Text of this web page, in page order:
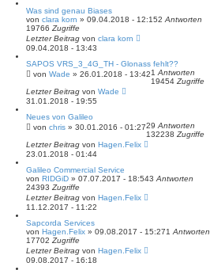
Was sind genau Biases
von clara korn » 09.04.2018 - 12:152 Antworten
19766 Zugriffe
Letzter Beitrag von clara korn
09.04.2018 - 13:43
SAPOS VRS_3_4G_TH - Glonass fehlt??
von Wade » 26.01.2018 - 13:421 Antworten
19454 Zugriffe
Letzter Beitrag von Wade
31.01.2018 - 19:55
Neues von Galileo
von chris » 30.01.2016 - 01:2729 Antworten
132238 Zugriffe
Letzter Beitrag von Hagen.Felix
23.01.2018 - 01:44
Galileo Commercial Service
von RIDGiD » 07.07.2017 - 18:543 Antworten
24393 Zugriffe
Letzter Beitrag von Hagen.Felix
11.12.2017 - 11:22
Sapcorda Services
von Hagen.Felix » 09.08.2017 - 15:271 Antworten
17702 Zugriffe
Letzter Beitrag von Hagen.Felix
09.08.2017 - 16:18